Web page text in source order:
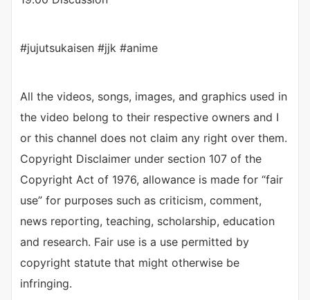
#jujutsukaisen #jjk #anime
All the videos, songs, images, and graphics used in
the video belong to their respective owners and I
or this channel does not claim any right over them.
Copyright Disclaimer under section 107 of the
Copyright Act of 1976, allowance is made for “fair
use” for purposes such as criticism, comment,
news reporting, teaching, scholarship, education
and research. Fair use is a use permitted by
copyright statute that might otherwise be
infringing.